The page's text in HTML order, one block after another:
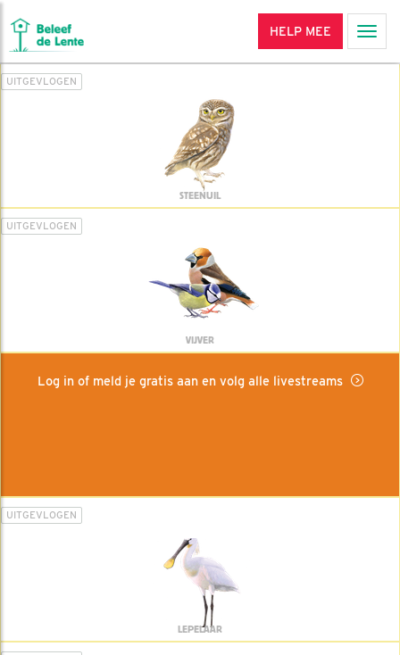
HELP MEE
UITGEVLOGEN
STEENUIL
UITGEVLOGEN
VIJVER
Log in of meld je gratis aan en volg alle livestreams
UITGEVLOGEN
LEPELAAR